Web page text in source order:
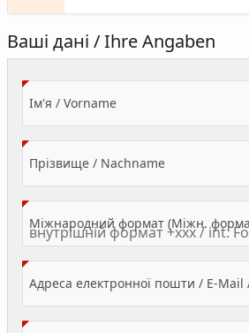
Ваші дані / Ihre Angaben
Ім'я / Vorname(Value Required)
Прізвище / Nachname(Value
Адреса електронної пошти / E-Mail